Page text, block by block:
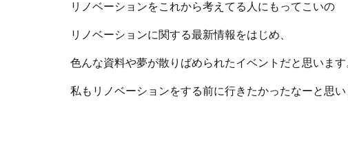
リノベーションをこれから考えてる人にもってこいの
リノベーションに関する最新情報をはじめ、
色んな資料や夢が散りばめられたイベントだと思います
私もリノベーションをする前に行きたかったなーと思い